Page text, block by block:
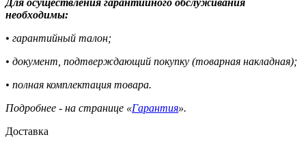
Для осуществления гарантийного обслуживания
необходимы:
• гарантийный талон;
• документ, подтверждающий покупку (товарная накладная);
• полная комплектация товара.
Подробнее - на странице «Гарантия».
Доставка